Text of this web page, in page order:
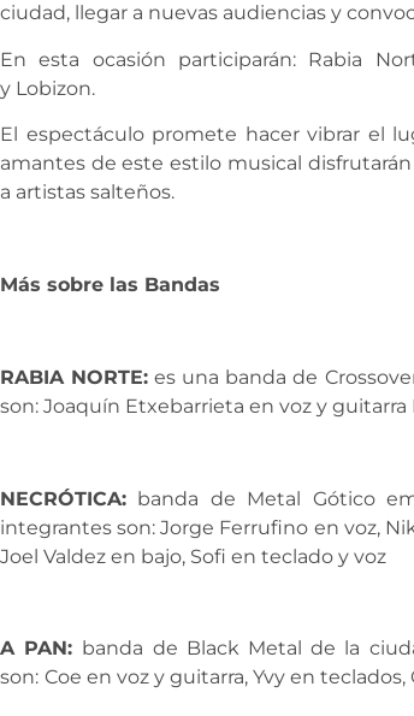
ciudad, llegar a nuevas audiencias y
En esta ocasión participarán: Rabia
y Lobizon.
El espectáculo promete hacer vibrar el
amantes de este estilo musical
a artistas salteños.
Más sobre las Bandas
RABIA NORTE: es una banda de
son: Joaquín Etxebarrieta en voz y
NECRÓTICA: banda de Metal Gótico
integrantes son: Jorge Ferrufino en voz,
Joel Valdez en bajo, Sofi en teclado y voz
A PAN: banda de Black Metal de la
son: Coe en voz y guitarra, Yvy en